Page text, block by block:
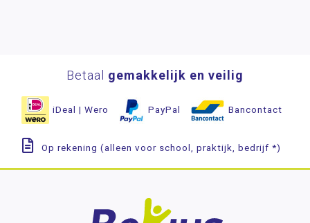
Betaal gemakkelijk en veilig
iDeal | Wero PayPal Bancontact
Op rekening (alleen voor school, praktijk, bedrijf *)